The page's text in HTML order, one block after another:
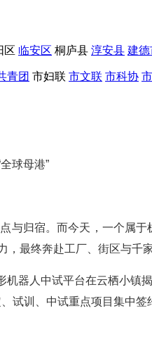
区 临安区 桐庐县 淳安县 建德
青团 市妇联 市文联 市科协
球母港”
与归宿。而今天，一个
，最终奔赴工厂、街区与千家
器人中试平台在云栖小镇
训、中试重点项目集中签